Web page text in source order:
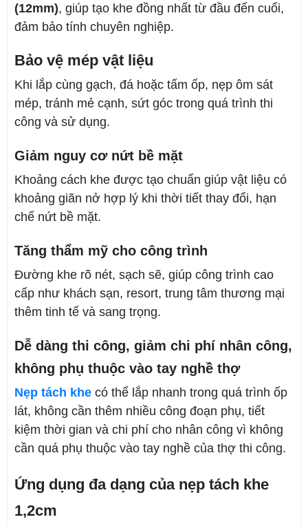
(12mm), giúp tạo khe đồng nhất từ đầu đến cuối,
đảm bảo tính chuyên nghiệp.
Bảo vệ mép vật liệu
Khi lắp cùng gạch, đá hoặc tấm ốp, nẹp ôm sát
mép, tránh mẻ cạnh, sứt góc trong quá trình thi
công và sử dụng.
Giảm nguy cơ nứt bề mặt
Khoảng cách khe được tạo chuẩn giúp vật liệu có
khoảng giãn nở hợp lý khi thời tiết thay đổi, hạn
chế nứt bề mặt.
Tăng thẩm mỹ cho công trình
Đường khe rõ nét, sạch sẽ, giúp công trình cao
cấp như khách sạn, resort, trung tâm thương mại
thêm tinh tế và sang trọng.
Dễ dàng thi công, giảm chi phí nhân công,
không phụ thuộc vào tay nghề thợ
Nẹp tách khe có thể lắp nhanh trong quá trình ốp
lát, không cần thêm nhiều công đoạn phụ, tiết
kiệm thời gian và chi phí cho nhân công vì không
cần quá phụ thuộc vào tay nghề của thợ thi công.
Ứng dụng đa dạng của nẹp tách khe
1,2cm